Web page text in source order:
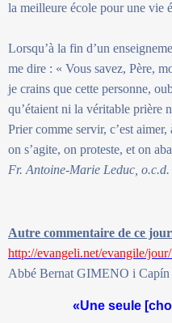
la meilleure école pour une vie
Lorsqu’à la fin d’un
me dire : « Vous savez, Père,
je crains que cette personne,
qu’étaient ni la véritable prière
Prier comme servir, c’est
on s’agite, on proteste, et on
Fr. Antoine-Marie Leduc, o.c.d.
Autre commentaire de ce
http://evangeli.net/evangile/
Abbé Bernat GIMENO i Capín
«Une seule